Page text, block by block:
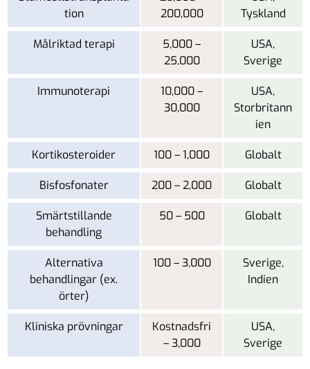
tion
200,000
Tyskland
Målriktad terapi
5,000 –
25,000
USA,
Sverige
Immunoterapi
10,000 –
30,000
USA,
Storbritann
ien
Kortikosteroider 100 – 1,000 Globalt
Bisfosfonater 200 – 2,000 Globalt
Smärtstillande
behandling
50 – 500 Globalt
Alternativa
behandlingar (ex.
örter)
100 – 3,000
Sverige,
Indien
Kliniska prövningar
Kostnadsfri
– 3,000
USA,
Sverige